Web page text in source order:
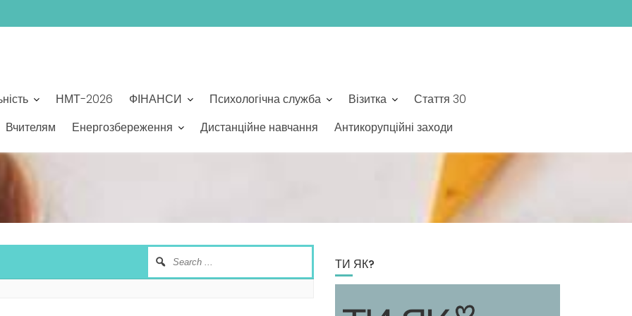
НМТ-2026 ФІНАНСИ Психологічна служба Візитка
Стаття 30
Вчителям Енергозбереження Дистанційне навчання Антикорупційні заходи
ТИ ЯК?